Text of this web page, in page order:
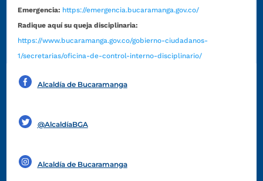
Emergencia: https://emergencia.bucaramanga.gov.co/
Radique aquí su queja disciplinaria:
https://www.bucaramanga.gov.co/gobierno-ciudadanos-
1/secretarias/oficina-de-control-interno-disciplinario/
Alcaldía de Bucaramanga
@AlcaldíaBGA
Alcaldía de Bucaramanga